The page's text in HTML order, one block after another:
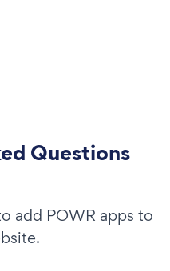
Questions
add POWR apps to